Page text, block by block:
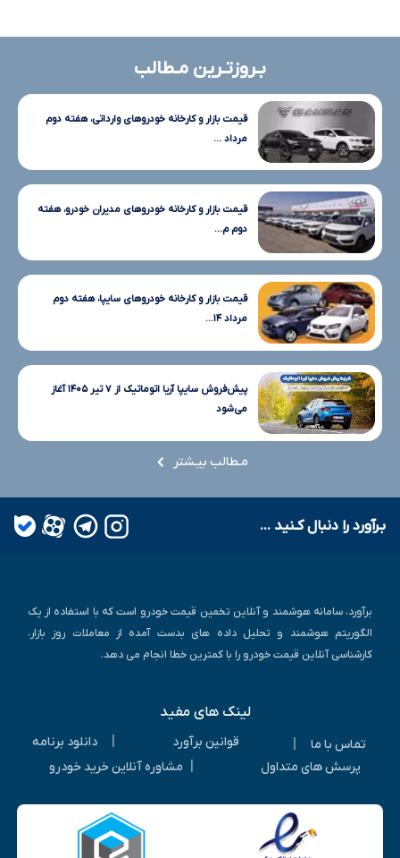
بـروزتـرین مـطالب
قیمت بازار و کارخانه خودروهای وارداتی، هفته دوم
مرداد ...
قیمت بازار و کارخانه خودروهای مدیران خودرو، هفته
دوم م...
قیمت بازار و کارخانه خودروهای سایپا، هفته دوم
مرداد ۱۴...
پیش‌فروش سایپا آریا اتوماتیک از ۷ تیر ۱۴۰۵ آغاز
می‌شود
مـطالب بیـشتر
بـرآورد را دنبال کـنید ...
برآورد، سامانه هوشمند و آنلاین تخمین قیمت خودرو است که با استفاده از یک
الگوریتم هوشمند و تحلیل داده های بدست آمده از معاملات روز بازار،
کارشناسی آنلاین قیمت خودرو را با کمترین خطا انجام می دهد.
لینک های مفید
تماس با ما قوانین برآورد
دانلود برنامه
پرسش های متداول
مشاوره آنلاین خرید خودرو